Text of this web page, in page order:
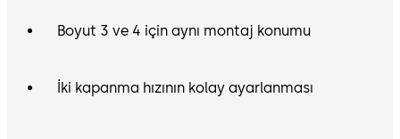
Boyut 3 ve 4 için aynı montaj konumu
İki kapanma hızının kolay ayarlanması